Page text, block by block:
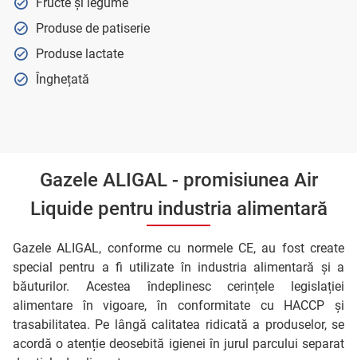
Fructe și legume
Produse de patiserie
Produse lactate
Înghețată
Gazele ALIGAL - promisiunea Air
Liquide pentru industria alimentară
Gazele ALIGAL, conforme cu normele CE, au fost create
special pentru a fi utilizate în industria alimentară și a
băuturilor. Acestea îndeplinesc cerințele legislației
alimentare în vigoare, în conformitate cu HACCP și
trasabilitatea. Pe lângă calitatea ridicată a produselor, se
acordă o atenție deosebită igienei în jurul parcului separat